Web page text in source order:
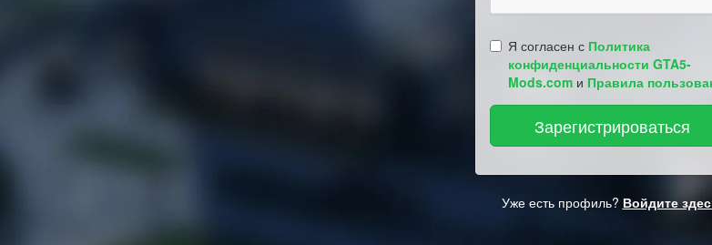
Я согласен с Политика
конфиденциальности GTA5-
Mods.com и Правила
Уже есть профиль? Войдите